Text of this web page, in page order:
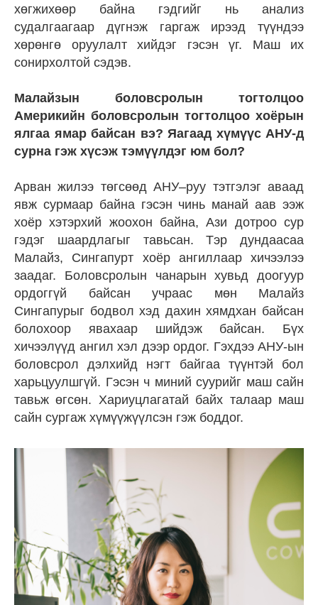
хөгжихөөр байна гэдгийг нь анализ
судалгаагаар дүгнэж гаргаж ирээд түүндээ
хөрөнгө оруулалт хийдэг гэсэн үг. Маш их
сонирхолтой сэдэв.
Малайзын боловсролын тогтолцоо
Америкийн боловсролын тогтолцоо хоёрын
ялгаа ямар байсан вэ? Яагаад хүмүүс АНУ-д
сурна гэж хүсэж тэмүүлдэг юм бол?
Арван жилээ төгсөөд АНУ–руу тэтгэлэг аваад
явж сурмаар байна гэсэн чинь манай аав ээж
хоёр хэтэрхий жоохон байна, Ази дотроо сур
гэдэг шаардлагыг тавьсан. Тэр дундаасаа
Малайз, Сингапурт хоёр ангиллаар хичээлээ
заадаг. Боловсролын чанарын хувьд доогуур
ордоггүй байсан учраас мөн Малайз
Сингапурыг бодвол хэд дахин хямдхан байсан
болохоор явахаар шийдэж байсан. Бүх
хичээлүүд ангил хэл дээр ордог. Гэхдээ АНУ-ын
боловсрол дэлхийд нэгт байгаа түүнтэй бол
харьцуулшгүй. Гэсэн ч миний суурийг маш сайн
тавьж өгсөн. Хариуцлагатай байх талаар маш
сайн сургаж хүмүүжүүлсэн гэж боддог.